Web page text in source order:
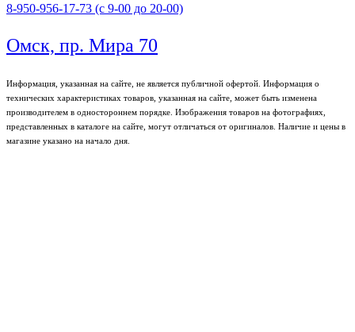
8-950-956-17-73 (с 9-00 до 20-00)
Омск, пр. Мира 70
Информация, указанная на сайте, не является публичной офертой. Информация о
технических характеристиках товаров, указанная на сайте, может быть изменена
производителем в одностороннем порядке. Изображения товаров на фотографиях,
представленных в каталоге на сайте, могут отличаться от оригиналов. Наличие и цены в
магазине указано на начало дня.